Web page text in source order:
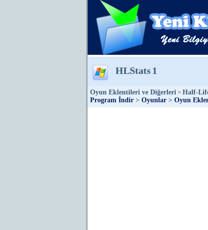
HLStats1
Oyun Eklentileri ve Diğerleri > Half-
Program İndir > Oyunlar > Oyun